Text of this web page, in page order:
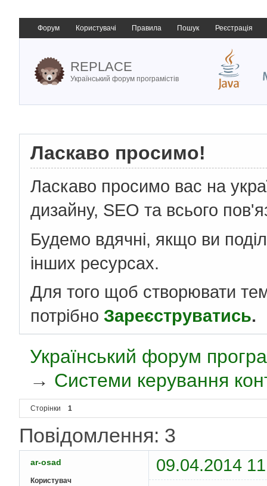
Форум Користувачі Правила Пошук Реєстрація
REPLACE
Український форум програмістів
Ласкаво просимо!
Ласкаво просимо вас на
дизайну, SEO та всього
Будемо вдячні, якщо ви
інших ресурсах.
Для того щоб створювати
потрібно Зареєструватись.
Український форум
→ Системи керування
Сторінки 1
Повідомлення: 3
ar-osad 09.04.2014
Користувач